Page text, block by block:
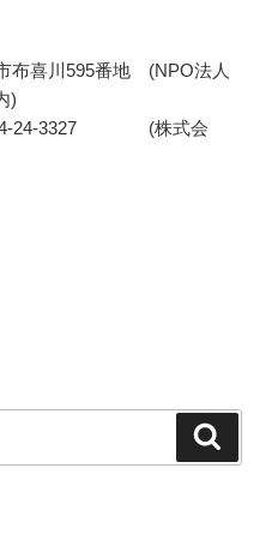
布喜川595番地 (NPO法人
)
24-3327 (株式会